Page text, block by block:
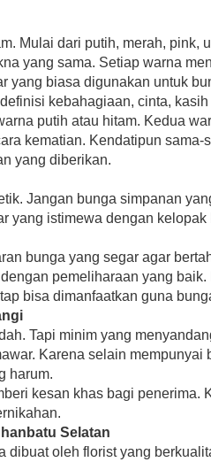
Mulai dari putih, merah, pink,
yang sama. Setiap warna
yang biasa digunakan untuk
kebahagiaan, cinta,
putih atau hitam. Kedua
kematian. Kendatipun sama-
yang diberikan.
Jangan bunga simpanan
yang istimewa dengan
bunga yang segar agar
pemeliharaan yang
bisa dimanfaatkan guna
Tapi minim yang
Karena selain mempunyai
harum.
kesan khas bagi penerima.
Selatan
dibuat oleh florist yang